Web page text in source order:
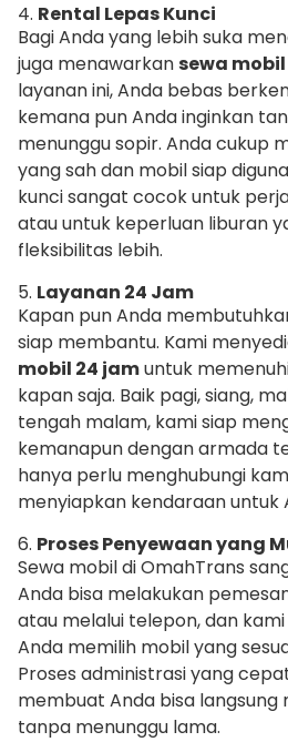
4. Rental Lepas Kunci
Bagi Anda yang lebih suka
juga menawarkansewa
layanan ini, Anda bebas
kemana pun Anda inginkan
menunggu sopir. Anda cukup
yang sah dan mobil siap
kunci sangat cocok untuk
atau untuk keperluan liburan
fleksibilitas lebih.
5. Layanan 24 Jam
Kapan pun Anda
siap membantu. Kami
mobil 24 jamuntuk
kapan saja. Baik pagi, siang,
tengah malam, kami siap
kemanapun dengan armada
hanya perlu menghubungi
menyiapkan kendaraan untuk
6. Proses Penyewaan yang
Sewa mobil di OmahTrans
Anda bisa melakukan
atau melalui telepon, dan
Anda memilih mobil yang
Proses administrasi yang
membuat Anda bisa
tanpa menunggu lama.